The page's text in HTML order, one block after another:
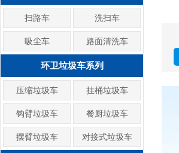
扫路车 洗扫车
吸尘车 路面清洗车
环卫垃圾车系列
压缩垃圾车 挂桶垃圾车
钩臂垃圾车 餐厨垃圾车
摆臂垃圾车 对接式垃圾车